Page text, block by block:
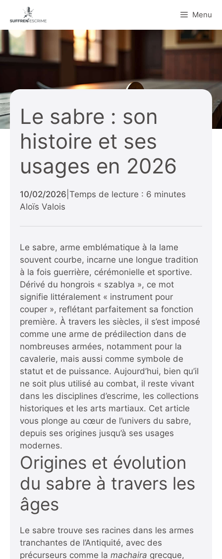
contenu
Menu
Le sabre : son
histoire et ses
usages en 2026
10/02/2026 Temps de lecture : 6 minutes
Aloïs Valois
Le sabre, arme emblématique à la lame
souvent courbe, incarne une longue tradition
à la fois guerrière, cérémonielle et sportive.
Dérivé du hongrois « szablya », ce mot
signifie littéralement « instrument pour
couper », reflétant parfaitement sa fonction
première. À travers les siècles, il s’est imposé
comme une arme de prédilection dans de
nombreuses armées, notamment pour la
cavalerie, mais aussi comme symbole de
statut et de puissance. Aujourd’hui, bien qu’il
ne soit plus utilisé au combat, il reste vivant
dans les disciplines d’escrime, les collections
historiques et les arts martiaux. Cet article
vous plonge au cœur de l’univers du sabre,
depuis ses origines jusqu’à ses usages
modernes.
Origines et évolution
du sabre à travers les
âges
Le sabre trouve ses racines dans les armes
tranchantes de l’Antiquité, avec des
précurseurs comme la machaira grecque,